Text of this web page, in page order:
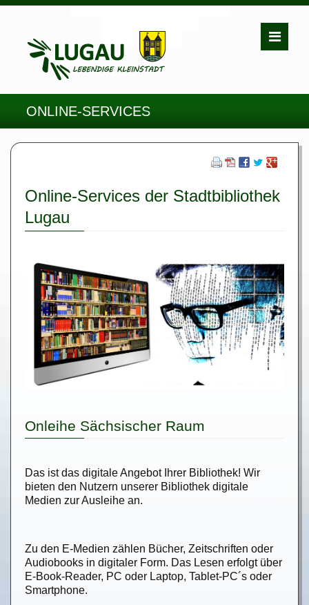
ONLINE-SERVICES
Online-Services der Stadtbibliothek
Lugau
Onleihe Sächsischer Raum
Das ist das digitale Angebot Ihrer Bibliothek! Wir
bieten den Nutzern unserer Bibliothek digitale
Medien zur Ausleihe an.
Zu den E-Medien zählen Bücher, Zeitschriften oder
Audiobooks in digitaler Form. Das Lesen erfolgt über
E-Book-Reader, PC oder Laptop, Tablet-PC´s oder
Smartphone.